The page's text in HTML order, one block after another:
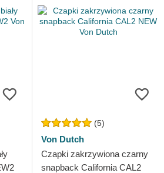
(5)
Von Dutch
Czapki zakrzywiona czarny
snapback California CAL2